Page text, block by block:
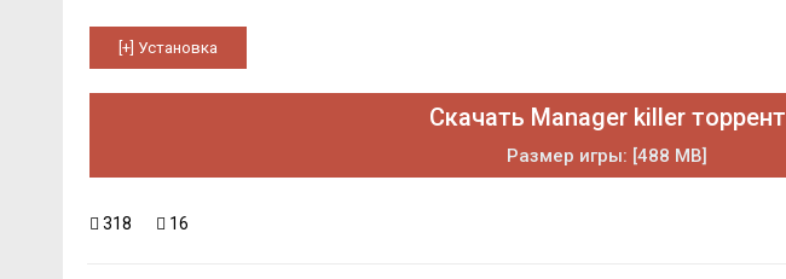
Скачать Manager killer торрент
Размер игры: [488 MB]
318 16